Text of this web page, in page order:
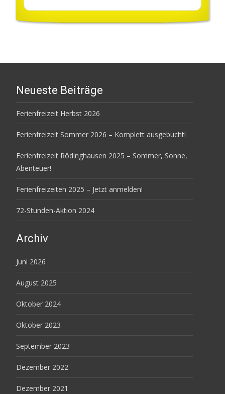
Neueste Beiträge
Ferienfreizeit Herbst 2026
Ferienfreizeit Sommer 2026 – Komplett ausgebucht!
Ferienfreizeit Rödinghausen 2025 – Sommer, Sonne,
Abenteuer!
Ferienfreizeiten 2025 – Jetzt anmelden!
72-Stunden-Aktion 2024
Archiv
Juni 2026
August 2025
Oktober 2024
Oktober 2023
September 2023
Dezember 2022
Dezember 2021